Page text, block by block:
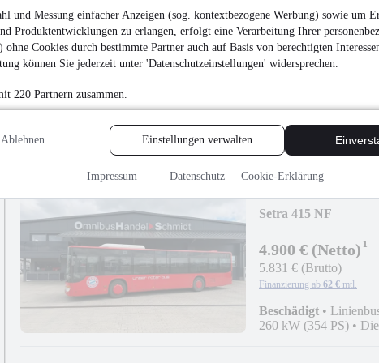
und Messung einfacher Anzeigen (sog. kontextbezogene Werbung) sowie um
Produktentwicklungen zu erlangen, erfolgt eine Verarbeitung Ihrer
ohne Cookies durch bestimmte Partner auch auf Basis von berechtigten
können Sie jederzeit unter 'Datenschutzeinstellungen' widersprechen.
220 Partnern zusammen.
Ablehnen Einstellungen verwalten
Impressum Datenschutz Cookie-Erklärung
49.900 € (Netto)¹
59.381 € (Brutto)
Finanzierung ab 618 €
•Diesel
Setra 415 NF
4.900 € (Netto)¹
5.831 € (Brutto)
Finanzierung ab 62 € mtl.
Beschädigt •
260 kW (354 PS) •